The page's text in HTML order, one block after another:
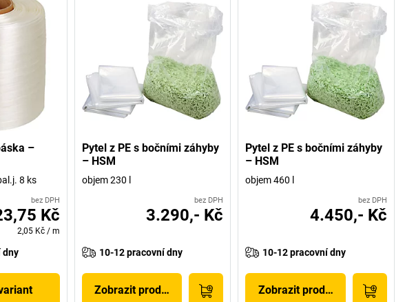
–
8 ks
bez DPH
Kč
2,05 Kč / m
dny
Pytel z PE s bočními záhyby
– HSM
objem 230 l
bez DPH
3.290,- Kč
10-12 pracovní dny
Zobrazit produkt
Pytel z PE s bočními záhyby
– HSM
objem 460 l
bez DPH
4.450,- Kč
10-12 pracovní dny
Zobrazit produkt